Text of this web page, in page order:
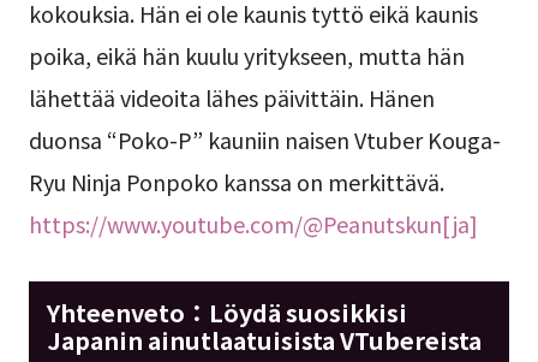
kokouksia. Hän ei ole kaunis tyttö eikä kaunis
poika, eikä hän kuulu yritykseen, mutta hän
lähettää videoita lähes päivittäin. Hänen
duonsa “Poko-P” kauniin naisen Vtuber Kouga-
Ryu Ninja Ponpoko kanssa on merkittävä.
https://www.youtube.com/@Peanutskun[ja]
Yhteenveto： Löydä suosikkisi
Japanin ainutlaatuisista VTubereista